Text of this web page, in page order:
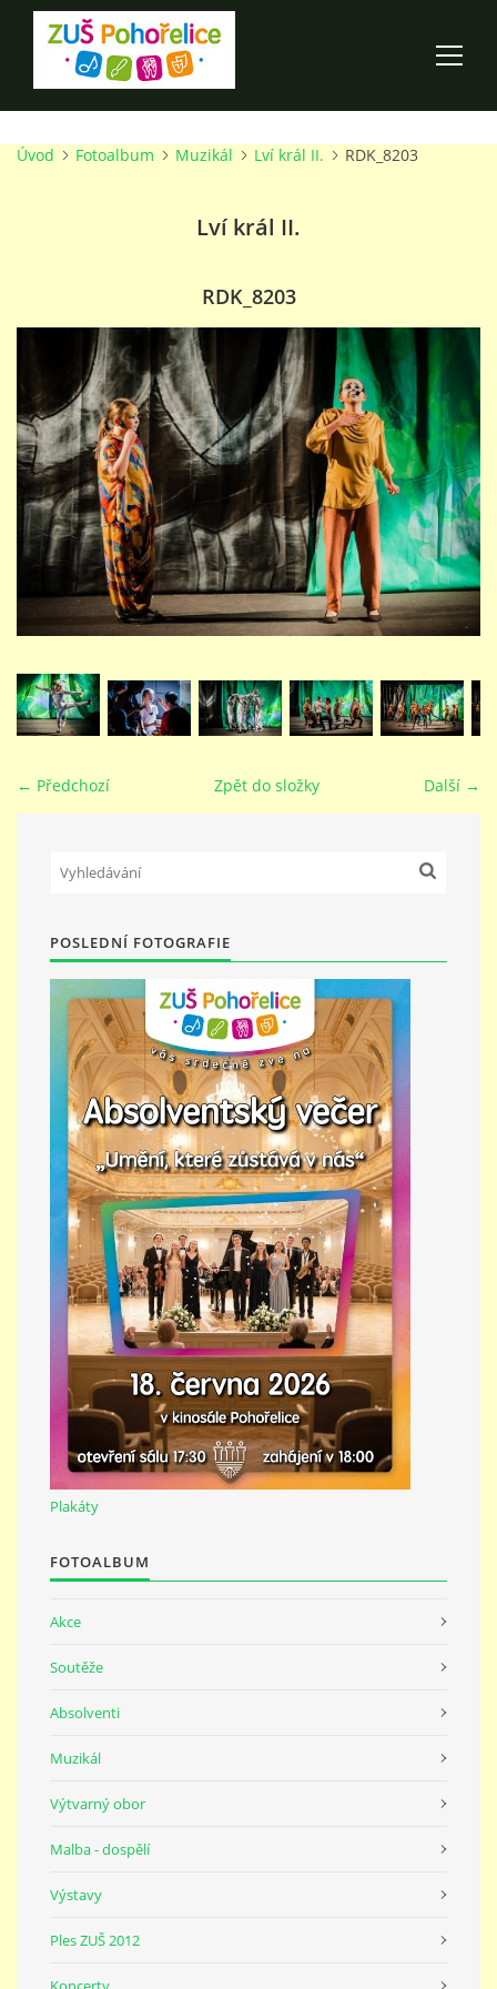
ÚVOD
100 LET ZUŠ POHOŘELICE
O ŠKOLE
PRO RODIČE
TALENTOVÉ ZKOUŠKY
STUDIJNÍ OBORY
GALERIE
VIDEA - FILMOVÁ TVORBA
KONTAKTY
PŘÍMĚSTSKÝ TÁBOR
MISS VÝTVARNÝ MODEL
ZAMĚSTNÁNÍ
DOTACE
GDPR
ZUŠ Pohořelice
Školní 462
Pohořelice
© 2026 eStránky.cz
Úvod Fotoalbum Muzikál Lví král II. RDK_8203
Lví král II.
RDK_8203
← Předchozí Další →
Zpět do složky
POSLEDNÍ FOTOGRAFIE
Plakáty
FOTOALBUM
Akce
Soutěže
Absolventi
Muzikál
Výtvarný obor
Malba - dospělí
Výstavy
Ples ZUŠ 2012